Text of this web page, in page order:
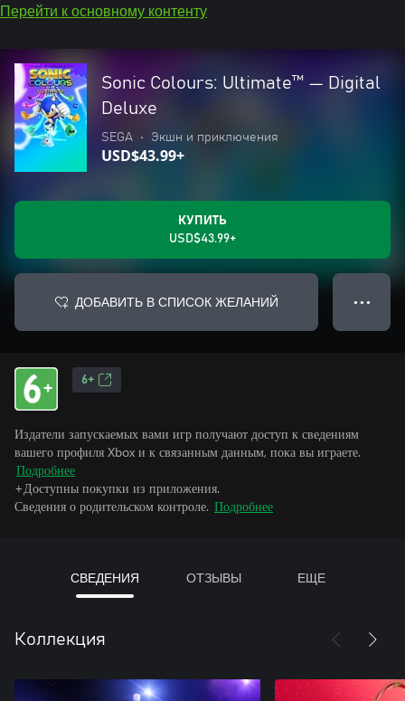
Перейти к основному контенту
Sonic Colours: Ultimate™ — Digital
Deluxe
SEGA • Экшн и приключения
USD$43.99+
КУПИТЬ
USD$43.99+
ДОБАВИТЬ В СПИСОК ЖЕЛАНИЙ ● ● ●
6+
Издатели запускаемых вами игр получают доступ к сведениям
вашего профиля Xbox и к связанным данным, пока вы играете.
Подробнее
+Доступны покупки из приложения.
Сведения о родительском контроле. Подробнее
СВЕДЕНИЯ ОТЗЫВЫ ЕЩЕ
Коллекция